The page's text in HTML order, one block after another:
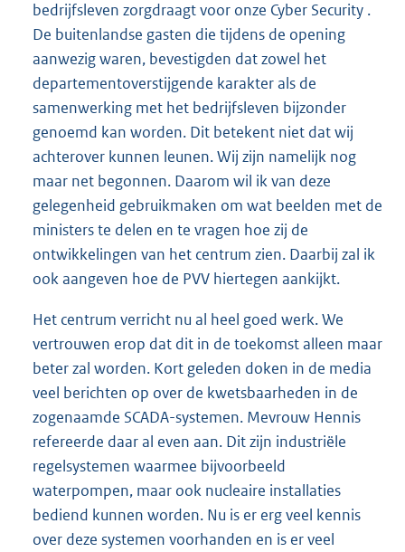
bedrijfsleven zorgdraagt voor onze Cyber Security .
De buitenlandse gasten die tijdens de opening
aanwezig waren, bevestigden dat zowel het
departementoverstijgende karakter als de
samenwerking met het bedrijfsleven bijzonder
genoemd kan worden. Dit betekent niet dat wij
achterover kunnen leunen. Wij zijn namelijk nog
maar net begonnen. Daarom wil ik van deze
gelegenheid gebruikmaken om wat beelden met de
ministers te delen en te vragen hoe zij de
ontwikkelingen van het centrum zien. Daarbij zal ik
ook aangeven hoe de PVV hiertegen aankijkt.
Het centrum verricht nu al heel goed werk. We
vertrouwen erop dat dit in de toekomst alleen maar
beter zal worden. Kort geleden doken in de media
veel berichten op over de kwetsbaarheden in de
zogenaamde SCADA-systemen. Mevrouw Hennis
refereerde daar al even aan. Dit zijn industriële
regelsystemen waarmee bijvoorbeeld
waterpompen, maar ook nucleaire installaties
bediend kunnen worden. Nu is er erg veel kennis
over deze systemen voorhanden en is er veel